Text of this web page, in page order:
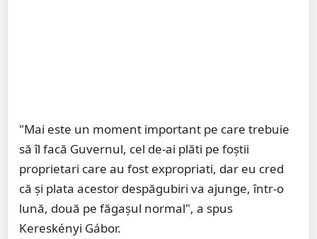
"Mai este un moment important pe care trebuie
să îl facă Guvernul, cel de-ai plăti pe foștii
proprietari care au fost expropriati, dar eu cred
că și plata acestor despăgubiri va ajunge, într-o
lună, două pe făgașul normal", a spus
Kereskényi Gábor.